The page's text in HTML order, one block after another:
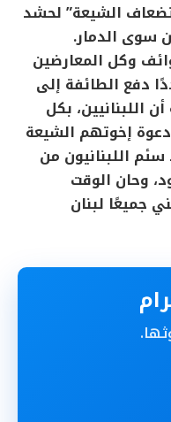
الشيعة” لحشد
سوى الدمار.
وكل المعارضين
دفع الطائفة إلى
اللبنانيين، بكل
إخوتهم الشيعة
اللبنانيون من
وحان الوقت
جميعًا لبنان